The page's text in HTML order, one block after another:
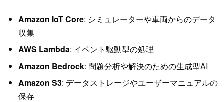
Amazon IoT Core: シミュレーターや車両からのデータ
収集
AWS Lambda: イベント駆動型の処理
Amazon Bedrock: 問題分析や解決のための生成型AI
Amazon S3: データストレージやユーザーマニュアルの
保存